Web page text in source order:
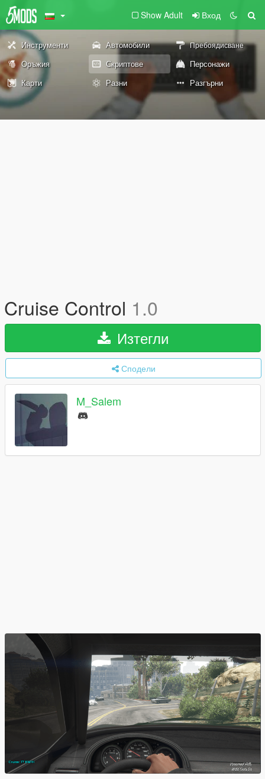
Show Adult Вход
Инструменти Автомобили Пребоядисване
Оръжия Скриптове
Персонажи
Карти
Разни Разгърни
Cruise Control 1.0
Изтегли
Сподели
M_Salem